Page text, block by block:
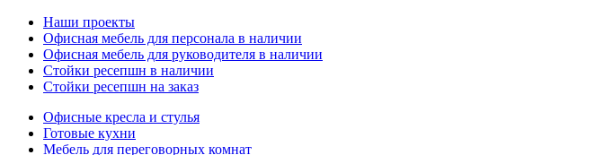
Наши проекты
Офисная мебель для персонала в наличии
Офисная мебель для руководителя в наличии
Стойки ресепшн в наличии
Стойки ресепшн на заказ
Офисные кресла и стулья
Готовые кухни
Мебель для переговорных комнат